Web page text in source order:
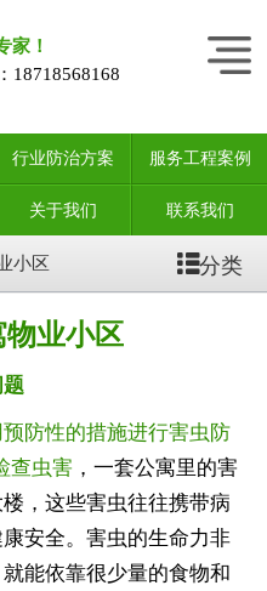
家！
18718568168
行业防治方案 服务工程案例
关于我们 联系我们
小区 分类
业小区
防性的措施进行害虫防
查虫害 ，一套公寓里的害
，这些害虫往往携带病
安全。害虫的生命力非
能依靠很少量的食物和